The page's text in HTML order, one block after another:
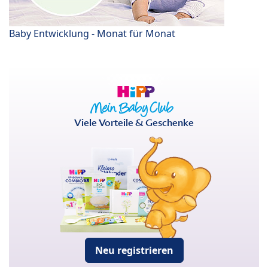
Baby Entwicklung - Monat für Monat
Viele Vorteile & Geschenke
Neu registrieren